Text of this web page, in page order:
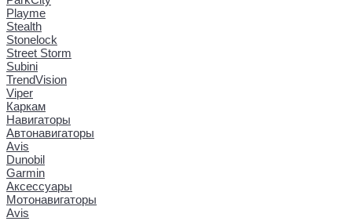
Playme
Stealth
Stonelock
Street Storm
Subini
TrendVision
Viper
Каркам
Навигаторы
Автонавигаторы
Avis
Dunobil
Garmin
Аксессуары
Мотонавигаторы
Avis